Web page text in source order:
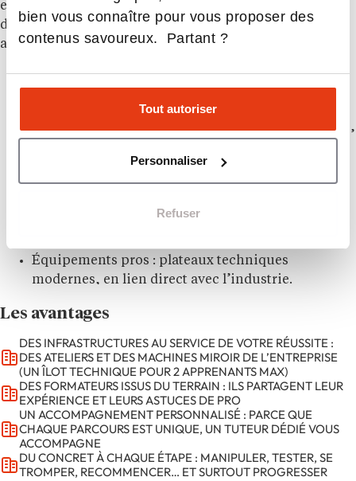
bien vous connaître pour vous proposer des
contenus savoureux. Partant ?
Tout autoriser
Personnaliser
Refuser
en reconversion, salarié en poste, en recherche
d’emploi ou lycéen, étudiant du CAP au Bac+5 en
alternance
Formations variées : électrotechnique,
automatisme, chaudronnerie, soudage,
mécanique, énergétique, maintenance, robotique,
Atout majeur : tous nos diplômes ou formations
longues sont en alternance → gratuites pour
Équipements pros : plateaux techniques
modernes, en lien direct avec l’industrie.
partenaires dans la région.
Vie étudiante : logement CROUS + réseau
d’ambassadeurs qui participe à la vie du centre.
Les avantages
DES INFRASTRUCTURES AU SERVICE DE VOTRE RÉUSSITE :
DES ATELIERS ET DES MACHINES MIROIR DE L’ENTREPRISE
(UN ÎLOT TECHNIQUE POUR 2 APPRENANTS MAX)
DES FORMATEURS ISSUS DU TERRAIN : ILS PARTAGENT LEUR
EXPÉRIENCE ET LEURS ASTUCES DE PRO
UN ACCOMPAGNEMENT PERSONNALISÉ : PARCE QUE
CHAQUE PARCOURS EST UNIQUE, UN TUTEUR DÉDIÉ VOUS
ACCOMPAGNE
DU CONCRET À CHAQUE ÉTAPE : MANIPULER, TESTER, SE
TROMPER, RECOMMENCER… ET SURTOUT PROGRESSER